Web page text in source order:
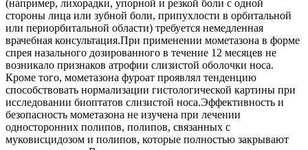
(например, лихорадки, упорной и резкой боли с одной
стороны лица или зубной боли, припухлости в орбитальной
или периорбитальной области) требуется немедленная
врачебная консультация.При применении мометазона в форме
спрея назального дозированного в течение 12 месяцев не
возникало признаков атрофии слизистой оболочки носа.
Кроме того, мометазона фуроат проявлял тенденцию
способствовать нормализации гистологической картины при
исследовании биоптатов слизистой носа.Эффективность и
безопасность мометазона не изучена при лечении
односторонних полипов, полипов, связанных с
муковисцидозом и полипов, которые полностью закрывают